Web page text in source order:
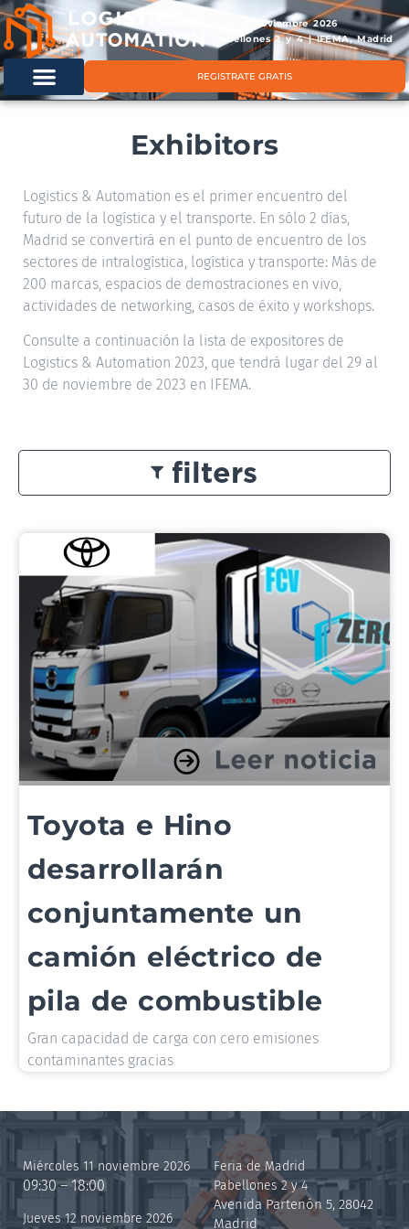
11 & 12 noviembre 2026
Pabellones 2 y 4 | IFEMA, Madrid
REGISTRATE GRATIS
Exhibitors
Logistics & Automation es el primer encuentro del
futuro de la logística y el transporte. En sólo 2 días,
Madrid se convertirá en el punto de encuentro de los
sectores de intralogística, logística y transporte: Más de
200 marcas, espacios de demostraciones en vivo,
actividades de networking, casos de éxito y workshops.
Consulte a continuación la lista de expositores de
Logistics & Automation 2023, que tendrá lugar del 29 al
30 de noviembre de 2023 en IFEMA.
filters
Toyota e Hino
desarrollarán
conjuntamente un
camión eléctrico de
pila de combustible
Gran capacidad de carga con cero emisiones
contaminantes gracias
Miércoles 11 noviembre 2026
09:30 – 18:00
Jueves 12 noviembre 2026
Feria de Madrid
Pabellones 2 y 4
Avenida Partenón 5, 28042
Madrid